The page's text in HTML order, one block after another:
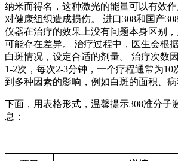
纳米而得名，这种激光的能量可以有效
对健康组织造成损伤。 进口308和国产
仪器在治疗的效果上没有问题本身区别
可能存在差异。 治疗过程中，医生会根
白斑情况，设定合适的剂量。 治疗次数
1-2次，每次2-3分钟，一个疗程通常为10
到多种因素的影响，例如白斑的面积、病
下面，用表格形式，温馨提示308准分子
息：